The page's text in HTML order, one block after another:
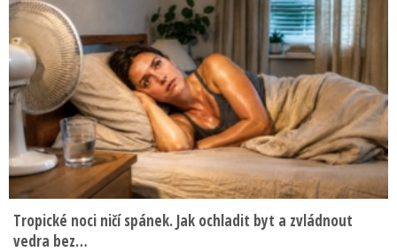
Tropické noci ničí spánek. Jak ochladit byt a zvládnout
vedra bez…